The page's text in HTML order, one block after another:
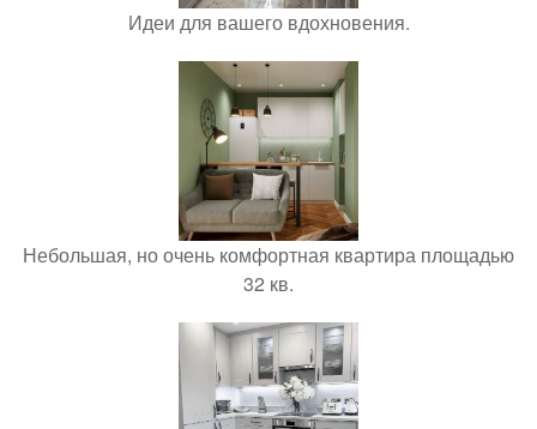
Идеи для вашего вдохновения.
Небольшая, но очень комфортная квартира площадью
32 кв.